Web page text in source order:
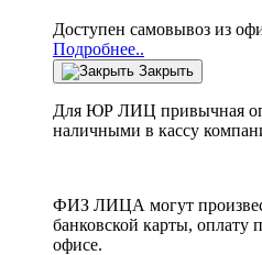
Доступен самовывоз из
Подробнее..
Закрыть
Для ЮР ЛИЦ привычная
наличными в кассу
ФИЗ ЛИЦА могут
банковской карты, оплату
офисе.